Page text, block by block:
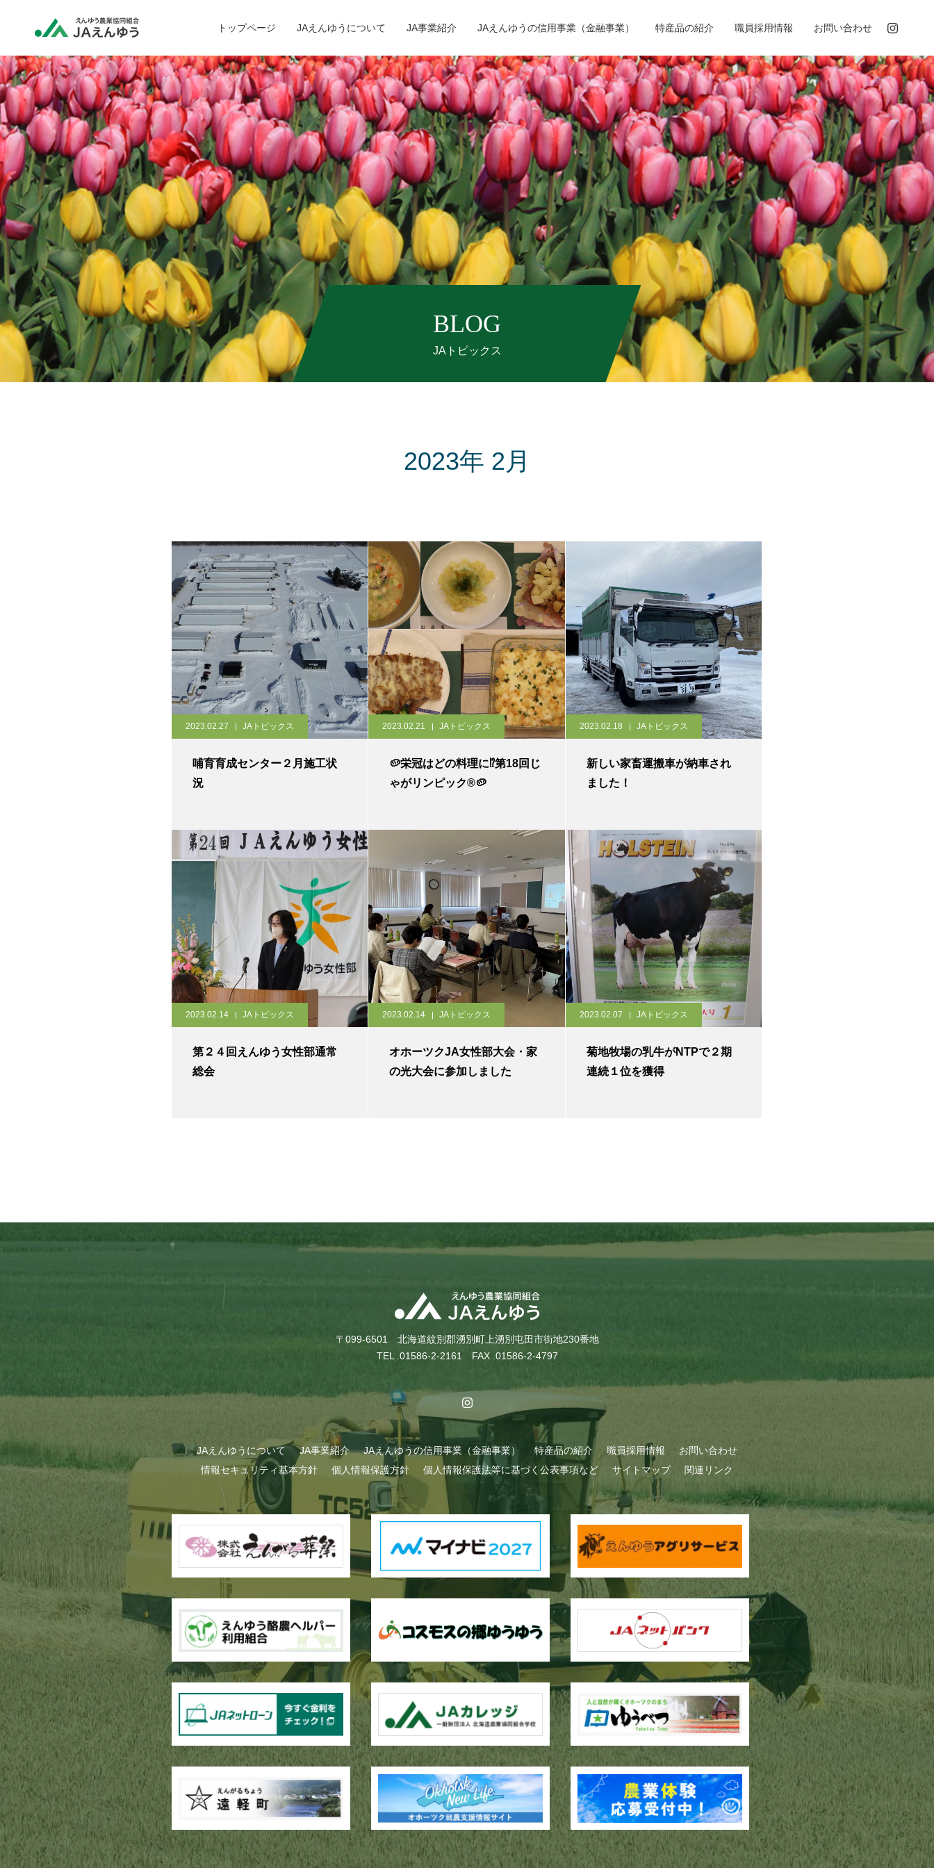
トップページ JAえんゆうについて JA事業紹介 JAえんゆうの信用事業（金融事業） 特産品の紹介 職員採用情報 お問い合わせ
BLOG
JAトピックス
2023年 2月
2023.02.27 JAトピックス
哺育育成センター２月施工状
況
2023.02.21 JAトピックス
🥔栄冠はどの料理に⁉第18回じ
ゃがリンピック®🥔
2023.02.18 JAトピックス
新しい家畜運搬車が納車され
ました！
2023.02.14 JAトピックス
第２４回えんゆう女性部通常
総会
2023.02.14 JAトピックス
オホーツクJA女性部大会・家
の光大会に参加しました
2023.02.07 JAトピックス
菊地牧場の乳牛がNTPで２期
連続１位を獲得
〒099-6501 北海道紋別郡湧別町上湧別屯田市街地230番地
TEL .01586-2-2161 FAX .01586-2-4797
JAえんゆうについて JA事業紹介 JAえんゆうの信用事業（金融事業） 特産品の紹介 職員採用情報
お問い合わせ
情報セキュリティ基本方針
個人情報保護方針 個人情報保護法等に基づく公表事項など サイトマップ 関連リンク